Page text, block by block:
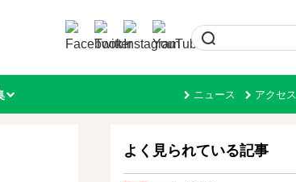
ニュース アクセス
よく見られている記事